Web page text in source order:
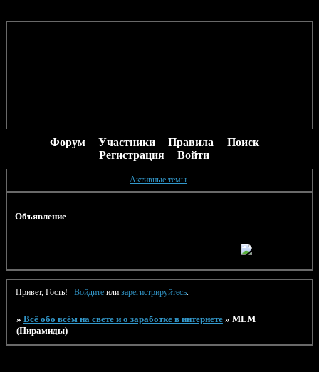
Форум Участники Правила
Поиск
Регистрация
Войти
Активные темы
Объявление
Привет, Гость! Войдитеили зарегистрируйтесь.
» Всё обо всём на свете и о заработке в интернете » MLM
(Пирамиды)